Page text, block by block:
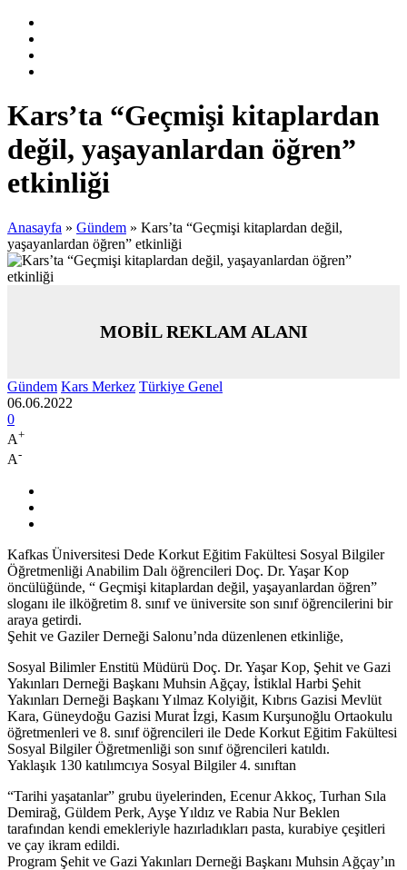
Kars’ta “Geçmişi kitaplardan
değil, yaşayanlardan öğren”
etkinliği
Anasayfa » Gündem » Kars’ta “Geçmişi kitaplardan değil,
yaşayanlardan öğren” etkinliği
MOBİL REKLAM ALANI
Gündem Kars Merkez Türkiye Genel
06.06.2022
0
A+
A-
Kafkas Üniversitesi Dede Korkut Eğitim Fakültesi Sosyal Bilgiler
Öğretmenliği Anabilim Dalı öğrencileri Doç. Dr. Yaşar Kop
öncülüğünde, “ Geçmişi kitaplardan değil, yaşayanlardan öğren”
sloganı ile ilköğretim 8. sınıf ve üniversite son sınıf öğrencilerini bir
araya getirdi.
Şehit ve Gaziler Derneği Salonu’nda düzenlenen etkinliğe,
Sosyal Bilimler Enstitü Müdürü Doç. Dr. Yaşar Kop, Şehit ve Gazi
Yakınları Derneği Başkanı Muhsin Ağçay, İstiklal Harbi Şehit
Yakınları Derneği Başkanı Yılmaz Kolyiğit, Kıbrıs Gazisi Mevlüt
Kara, Güneydoğu Gazisi Murat İzgi, Kasım Kurşunoğlu Ortaokulu
öğretmenleri ve 8. sınıf öğrencileri ile Dede Korkut Eğitim Fakültesi
Sosyal Bilgiler Öğretmenliği son sınıf öğrencileri katıldı.
Yaklaşık 130 katılımcıya Sosyal Bilgiler 4. sınıftan
“Tarihi yaşatanlar” grubu üyelerinden, Ecenur Akkoç, Turhan Sıla
Demirağ, Güldem Perk, Ayşe Yıldız ve Rabia Nur Beklen
tarafından kendi emekleriyle hazırladıkları pasta, kurabiye çeşitleri
ve çay ikram edildi.
Program Şehit ve Gazi Yakınları Derneği Başkanı Muhsin Ağçay’ın